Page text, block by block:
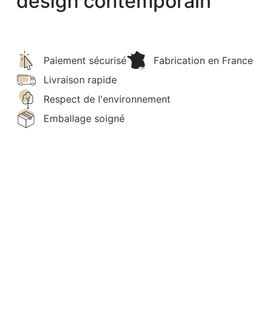
Paiement sécurisé
Fabrication en France
Livraison rapide
Respect de l'environnement
Emballage soigné